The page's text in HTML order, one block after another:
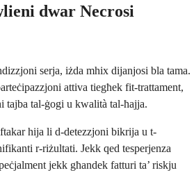
dwar Necrosi
serja, iżda mhix dijanjosi bla tama.
attiva tiegħek fit-trattament,
tajba tal-ġogi u kwalità tal-ħajja.
hija li d-detezzjoni bikrija u t-
r-riżultati. Jekk qed tesperjenza
jekk għandek fatturi ta’ riskju